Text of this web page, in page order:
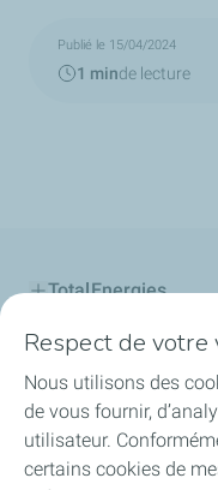
Publié le 15/04/2024
1 minde lecture
TotalEnergies
Le Projet
La concertation
Engagement &
Respect de votre
Nous utilisons des
de vous fournir,
utilisateur.
certains cookies de